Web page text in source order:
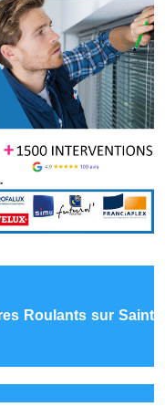
Roulants sur Saint